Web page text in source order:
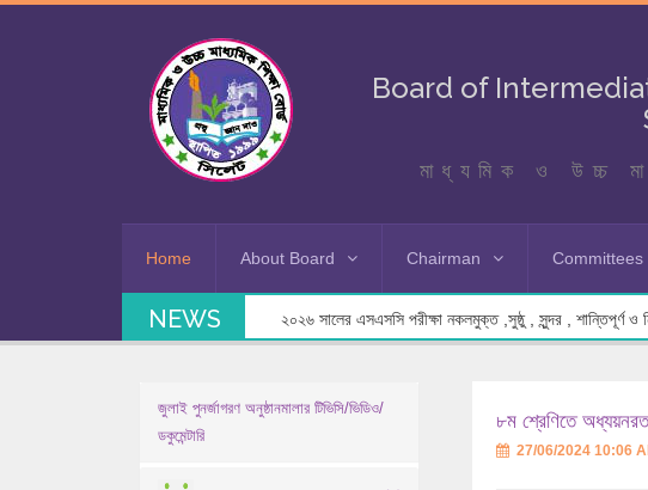
Board of
মাধ্যমিক ও উচ্চ
Home About Board Chairman Committees
NEWS ২০২৬ সালের এসএসসি পরীক্ষা নকলমুক্ত ,সুষ্ঠু , সুন্দর , শান্তিপূর্ণ ও
জুলাই পুনর্জাগরণ অনুষ্ঠানমালার টিভিসি/ভিডিও/
ডকুমেন্টারি
৮ম শ্রেণিতে অধ্যয়নরত
27/06/2024 10:06